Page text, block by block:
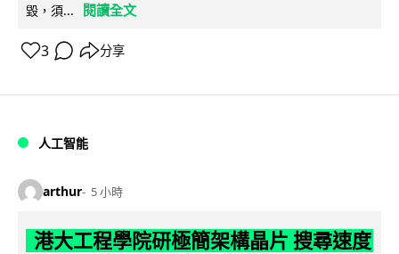
毀，須...
閱讀全文
3 分享
人工智能
arthur 5 小時
港大工程學院研極簡架構晶片 搜尋速度